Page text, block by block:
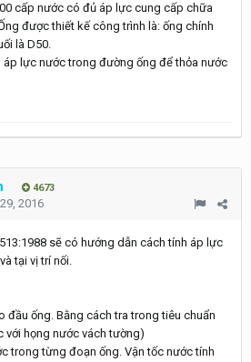
cấp nước có đủ áp lực cung cấp chữa
được thiết kế công trình là: ống chính
là D50.
áp lực nước trong đường ống để thỏa nước
4673
2016
sẽ có hướng dẫn cách tính áp lực
tại vị trí nối.
đầu ống. Bằng cách tra trong tiêu chuẩn
với họng nước vách tường)
trong từng đoạn ống. Vận tốc nước tính